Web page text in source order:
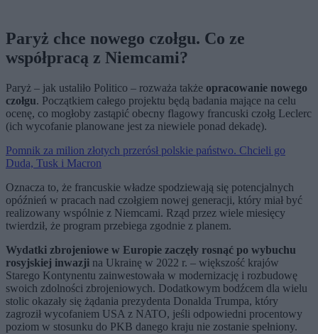
Paryż chce nowego czołgu. Co ze
współpracą z Niemcami?
Paryż – jak ustaliło Politico – rozważa także opracowanie nowego
czołgu. Początkiem całego projektu będą badania mające na celu
ocenę, co mogłoby zastąpić obecny flagowy francuski czołg Leclerc
(ich wycofanie planowane jest za niewiele ponad dekadę).
Pomnik za milion złotych przerósł polskie państwo. Chcieli go
Duda, Tusk i Macron
Oznacza to, że francuskie władze spodziewają się potencjalnych
opóźnień w pracach nad czołgiem nowej generacji, który miał być
realizowany wspólnie z Niemcami. Rząd przez wiele miesięcy
twierdził, że program przebiega zgodnie z planem.
Wydatki zbrojeniowe w Europie zaczęły rosnąć po wybuchu
rosyjskiej inwazji na Ukrainę w 2022 r. – większość krajów
Starego Kontynentu zainwestowała w modernizację i rozbudowę
swoich zdolności zbrojeniowych. Dodatkowym bodźcem dla wielu
stolic okazały się żądania prezydenta Donalda Trumpa, który
zagroził wycofaniem USA z NATO, jeśli odpowiedni procentowy
poziom w stosunku do PKB danego kraju nie zostanie spełniony.